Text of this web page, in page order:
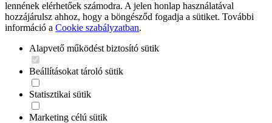
lennének elérhetőek számodra. A jelen honlap használatával
hozzájárulsz ahhoz, hogy a böngésződ fogadja a sütiket. További
információ a Cookie szabályzatban.
Alapvető működést biztosító sütik
Beállításokat tároló sütik
Statisztikai sütik
Marketing célú sütik